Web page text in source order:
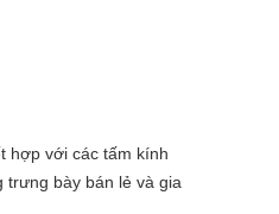
hợp với các tấm kính
bày bán lẻ và gia